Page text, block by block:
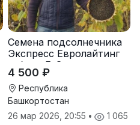
Семена подсолнечника
Экспресс Евролайтинг
гибрид F-G+
4 500 ₽
Республика
Башкортостан
26 мар 2026, 20:55 • 1 065